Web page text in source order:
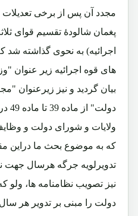
پغمان شالودۀ تقسیم قوای
اجرائیه) به نحوی گذاشته
بیان گردید و نیز زیرعنوان
ولایات و شورای دولت و
که به موضوع بحث ما دراین
تدویرلویه جرگه هرسال
دولت را مبنی بر تدویر هر